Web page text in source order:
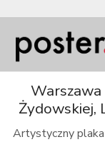
Żydowskiej,
Artystyczny